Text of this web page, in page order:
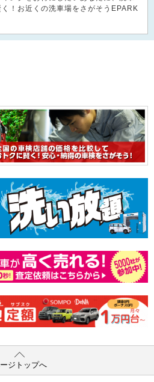
！お近くの洗車場をさがそうEPARK
ジトップへ